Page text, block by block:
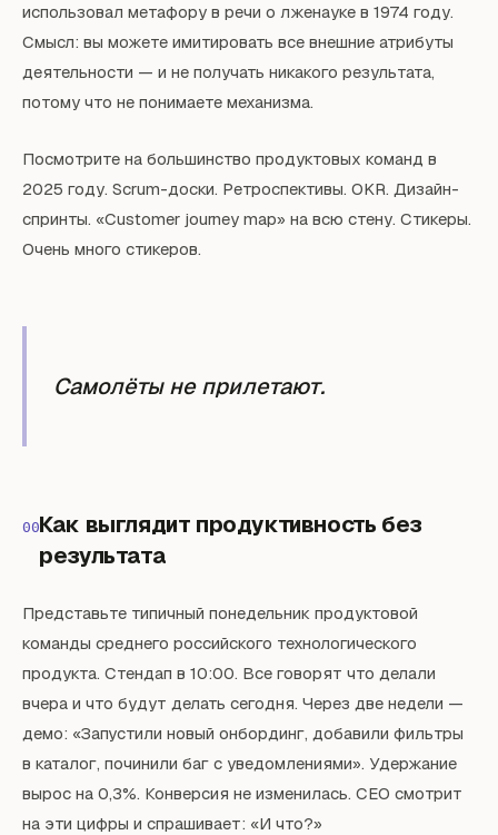
использовал метафору в речи о лженауке в 1974 году.
Смысл: вы можете имитировать все внешние атрибуты
деятельности — и не получать никакого результата,
потому что не понимаете механизма.
Посмотрите на большинство продуктовых команд в
2025 году. Scrum-доски. Ретроспективы. OKR. Дизайн-
спринты. «Customer journey map» на всю стену. Стикеры.
Очень много стикеров.
Самолёты не прилетают.
00Как выглядит продуктивность без
результата
Представьте типичный понедельник продуктовой
команды среднего российского технологического
продукта. Стендап в 10:00. Все говорят что делали
вчера и что будут делать сегодня. Через две недели —
демо: «Запустили новый онбординг, добавили фильтры
в каталог, починили баг с уведомлениями». Удержание
вырос на 0,3%. Конверсия не изменилась. CEO смотрит
на эти цифры и спрашивает: «И что?»